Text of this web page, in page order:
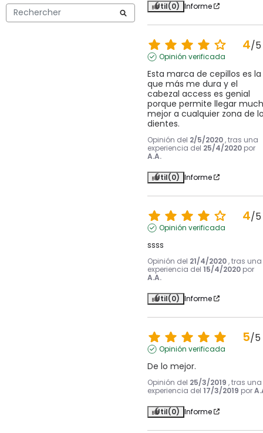
Útil(0) Informe
4/5
Opinión verificada
Esta marca de cepillos es la
que más me dura y el
cabezal access es genial
porque permite llegar
mejor a cualquier zona de
dientes.
Opinión del 2/5/2020 , tras una
experiencia del 25/4/2020 por
A.A.
Útil(0) Informe
4/5
Opinión verificada
ssss
Opinión del 21/4/2020 , tras una
experiencia del 15/4/2020 por
A.A.
Útil(0) Informe
5/5
Opinión verificada
De lo mejor.
Opinión del 25/3/2019 , tras una
experiencia del 17/3/2019 por
Útil(0) Informe